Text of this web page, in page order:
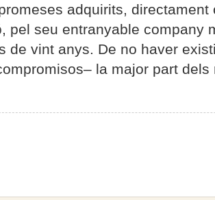
adquirits,
pel seu entranyable company
de vint anys. De no haver
la major part